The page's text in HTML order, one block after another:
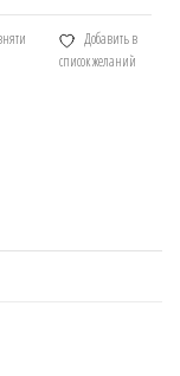
Добавить в
список желаний